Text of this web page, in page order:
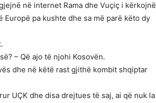
në internet Rama dhe Vuçiç i kërkojnë
pa kushte dhe sa më parë këto dy
– Që ajo të njohi Kosovën.
dhe në këtë rast gjithë kombit shqiptar
UÇK dhe disa drejtues të saj, ai që nuk la